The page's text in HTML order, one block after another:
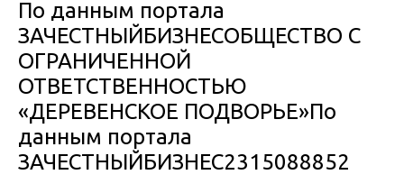
По данным портала
ЗАЧЕСТНЫЙБИЗНЕСОБЩЕСТВО С
ОГРАНИЧЕННОЙ
ОТВЕТСТВЕННОСТЬЮ
«ДЕРЕВЕНСКОЕ ПОДВОРЬЕ»По
данным портала
ЗАЧЕСТНЫЙБИЗНЕС2315088852